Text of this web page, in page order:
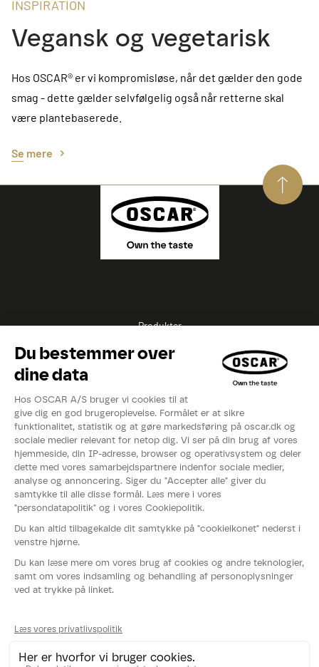
INSPIRATION
Vegansk og vegetarisk
Hos OSCAR® er vi kompromisløse, når det gælder den gode
smag - dette gælder selvfølgelig også når retterne skal
være plantebaserede.
Se mere
Produkter
Inspirationer
Videoer
Kataloger
Om OSCAR®
Nyheder
Events
Fødevarestyrelsens smiley-rapport
Whistleblowerordning
Persondatapolitik
Cookies